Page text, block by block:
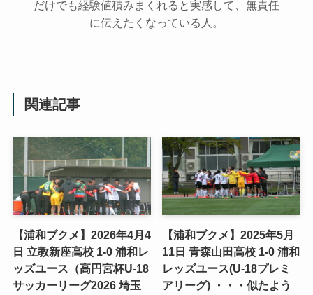
だけでも経験値積みまくれると実感して、無責任
に伝えたくなっている人。
関連記事
【浦和ブクメ】2026年4月4
日 立教新座高校 1-0 浦和レ
ッズユース（高円宮杯U-18
サッカーリーグ2026 埼玉
【浦和ブクメ】2025年5月
11日 青森山田高校 1-0 浦和
レッズユース(U-18プレミ
アリーグ) ・・・似たよう